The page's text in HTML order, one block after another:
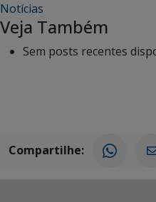
Notícias
Veja Também
Sem posts recentes
Compartilhe: